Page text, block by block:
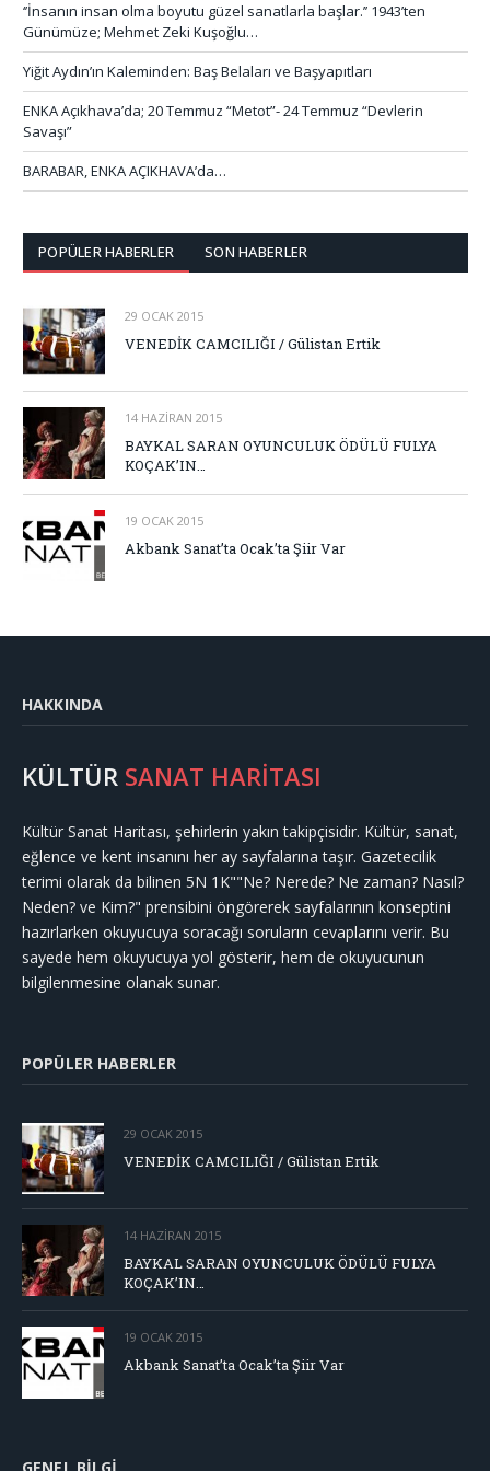
‘’İnsanın insan olma boyutu güzel sanatlarla başlar.’’ 1943’ten
Günümüze; Mehmet Zeki Kuşoğlu…
Yiğit Aydın’ın Kaleminden: Baş Belaları ve Başyapıtları
ENKA Açıkhava’da; 20 Temmuz “Metot”- 24 Temmuz “Devlerin
Savaşı”
BARABAR, ENKA AÇIKHAVA’da…
POPÜLER HABERLER SON HABERLER
29 OCAK 2015
VENEDİK CAMCILIĞI / Gülistan Ertik
14 HAZIRAN 2015
BAYKAL SARAN OYUNCULUK ÖDÜLÜ FULYA
KOÇAK’IN…
19 OCAK 2015
Akbank Sanat’ta Ocak’ta Şiir Var
HAKKINDA
KÜLTÜR SANAT HARİTASI
Kültür Sanat Haritası, şehirlerin yakın takipçisidir. Kültür, sanat,
eğlence ve kent insanını her ay sayfalarına taşır. Gazetecilik
terimi olarak da bilinen 5N 1K""Ne? Nerede? Ne zaman? Nasıl?
Neden? ve Kim?" prensibini öngörerek sayfalarının konseptini
hazırlarken okuyucuya soracağı soruların cevaplarını verir. Bu
sayede hem okuyucuya yol gösterir, hem de okuyucunun
bilgilenmesine olanak sunar.
POPÜLER HABERLER
29 OCAK 2015
VENEDİK CAMCILIĞI / Gülistan Ertik
14 HAZIRAN 2015
BAYKAL SARAN OYUNCULUK ÖDÜLÜ FULYA
KOÇAK’IN…
19 OCAK 2015
Akbank Sanat’ta Ocak’ta Şiir Var
GENEL BILGI